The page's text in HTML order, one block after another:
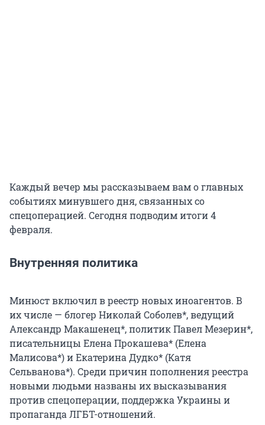
Каждый вечер мы рассказываем вам о главных
событиях минувшего дня, связанных со
спецоперацией. Сегодня подводим итоги 4
февраля.
Внутренняя политика
Минюст включил в реестр новых иноагентов. В
их числе — блогер Николай Соболев*, ведущий
Александр Макашенец*, политик Павел Мезерин*,
писательницы Елена Прокашева* (Елена
Малисова*) и Екатерина Дудко* (Катя
Сельванова*). Среди причин пополнения реестра
новыми людьми названы их высказывания
против спецоперации, поддержка Украины и
пропаганда ЛГБТ-отношений.